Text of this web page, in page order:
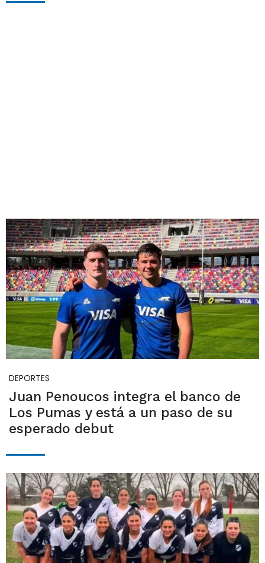
DEPORTES
Juan Penoucos integra el banco de
Los Pumas y está a un paso de su
esperado debut